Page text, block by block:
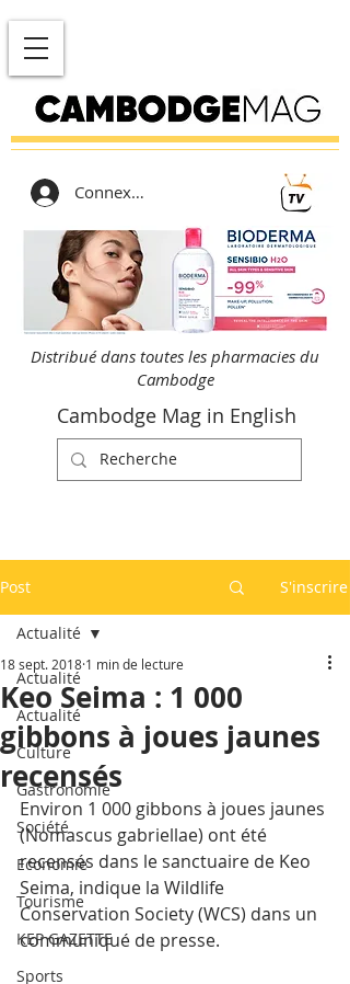
Connexion
Distribué dans toutes les pharmacies du
Cambodge
Cambodge Mag in English
Post S'inscrire
Actualité
Actualité
Culture
Gastronomie
Société
Economie
Tourisme
KEP GAZETTE
Sports
Actualité
Keo Seima : 1 000
gibbons à joues jaunes
recensés
18 sept. 2018 1 min de lecture
Environ 1 000 gibbons à joues jaunes
(Nomascus gabriellae) ont été
recensés dans le sanctuaire de Keo
Seima, indique la Wildlife
Conservation Society (WCS) dans un
communiqué de presse.